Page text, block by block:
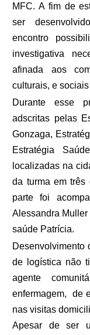
MFC. A fim de
ser
encontro
investigativa
afinada aos
culturais, e
Durante esse
adscritas pelas
Gonzaga,
Estratégia
localizadas na
da turma em três
parte foi
Alessandra
saúde Patrícia.
Desenvolvimento
de logística não
agente
enfermagem, de
nas visitas
Apesar de ser